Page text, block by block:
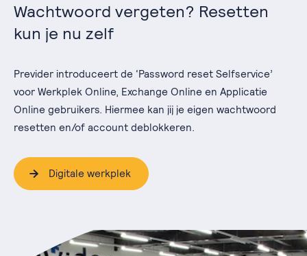
Wachtwoord vergeten? Resetten
kun je nu zelf
Previder introduceert de ‘Password reset Selfservice’
voor Werkplek Online, Exchange Online en Applicatie
Online gebruikers. Hiermee kan jij je eigen wachtwoord
resetten en/of account deblokkeren.
Digitale werkplek